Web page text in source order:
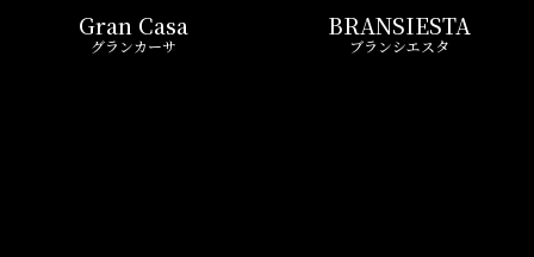
Gran Casa
グランカーサ
BRANSIESTA
ブランシエスタ